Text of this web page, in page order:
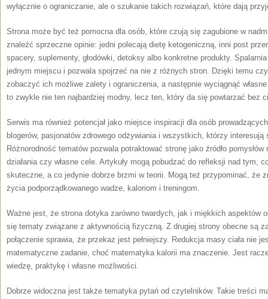
wyłącznie o ograniczanie, ale o szukanie takich rozwiązań, które dają
Strona może być też pomocna dla osób, które czują się zagubione w
znaleźć sprzeczne opinie: jedni polecają dietę ketogeniczną, inni post
spacery, suplementy, głodówki, detoksy albo konkretne produkty.
jednym miejscu i pozwala spojrzeć na nie z różnych stron. Dzięki temu
zobaczyć ich możliwe zalety i ograniczenia, a następnie wyciągnąć
to zwykle nie ten najbardziej modny, lecz ten, który da się powtarzać bez
Serwis ma również potencjał jako miejsce inspiracji dla osób
blogerów, pasjonatów zdrowego odżywiania i wszystkich, którzy
Różnorodność tematów pozwala potraktować stronę jako źródło
działania czy własne cele. Artykuły mogą pobudzać do refleksji nad tym,
skuteczne, a co jedynie dobrze brzmi w teorii. Mogą też przypominać, że
życia podporządkowanego wadze, kaloriom i treningom.
Ważne jest, że strona dotyka zarówno twardych, jak i miękkich aspektów
się tematy związane z aktywnością fizyczną. Z drugiej strony obecne są
połączenie sprawia, że przekaz jest pełniejszy. Redukcja masy ciała nie
matematyczne zadanie, choć matematyka kalorii ma znaczenie. Jest
wiedzę, praktykę i własne możliwości.
Dobrze widoczna jest także tematyka pytań od czytelników. Takie treści